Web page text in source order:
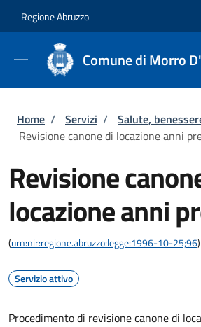
Regione Abruzzo
Comune di Morro
Briciole di pane
Home / Servizi / Salute,
Revisione canone di locazione anni
Revisione
locazione anni
(urn:nir:regione.abruzzo:legge:1996-10-25;96)
Servizio attivo
Procedimento di revisione canone di